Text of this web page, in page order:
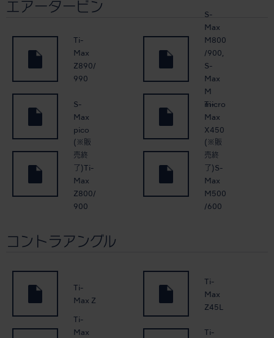
エアータービン
Ti-
Max
Z890/
990
S-
Max
M800
/900,
S-
Max
M
micro
S-
Max
pico
Ti-
Max
X450
(※販
売終
了)Ti-
Max
Z800/
900
(※販
売終
了)S-
Max
M500
/600
コントラアングル
Ti-
Max Z
Ti-
Max
Z45L
Ti-
Max
Ti-